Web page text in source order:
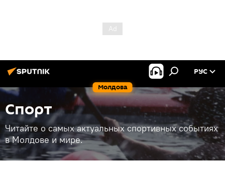
Молдова
РУС
Спорт
Читайте о самых актуальных спортивных событиях
в Молдове и мире.